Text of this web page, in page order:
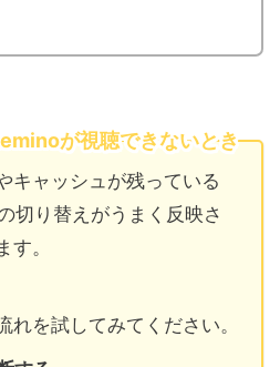
が視聴できないとき
キャッシュが残っている
切り替えがうまく反映さ
す。
れを試してみてください。